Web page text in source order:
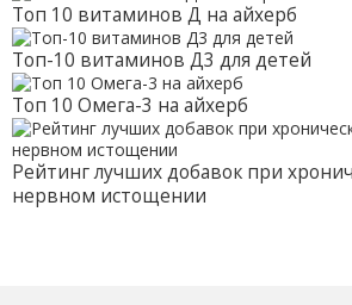
Топ 10 витаминов Д на айхерб
Топ-10 витаминов Д3 для детей
Топ 10 Омега-3 на айхерб
Рейтинг лучших добавок при
нервном истощении